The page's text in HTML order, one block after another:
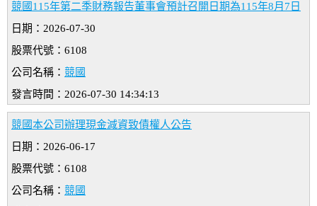
競國115年第二季財務報告董事會預計召開日期為115年8月7日
日期：2026-07-30
股票代號：6108
公司名稱： 競國
發言時間：2026-07-30 14:34:13
競國本公司辦理現金減資致債權人公告
日期：2026-06-17
股票代號：6108
公司名稱： 競國